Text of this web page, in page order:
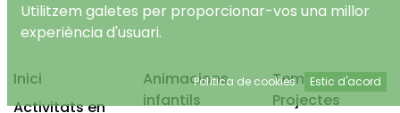
Inici
Activitats en
Animacions
infantils
Temps Lliure
Projectes
Utilitzem galetes per proporcionar-vos una millor
experiència d'usuari.
Política de cookies Estic d'acord